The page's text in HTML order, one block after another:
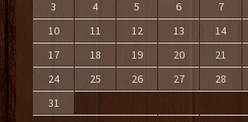
3
4 5 6 7
10
11 12 13 14
17
18 19 20 21
24
25 26 27 28
31